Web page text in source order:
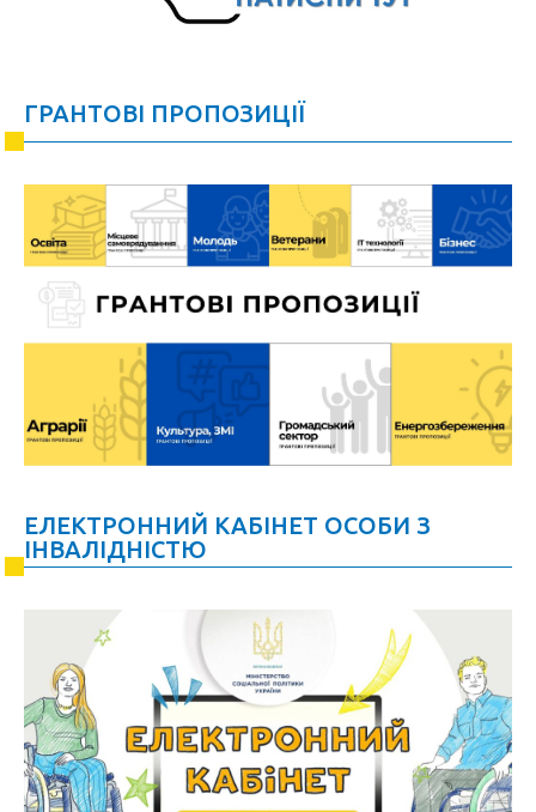
ГРАНТОВІ ПРОПОЗИЦІЇ
ЕЛЕКТРОННИЙ КАБІНЕТ ОСОБИ З
ІНВАЛІДНІСТЮ